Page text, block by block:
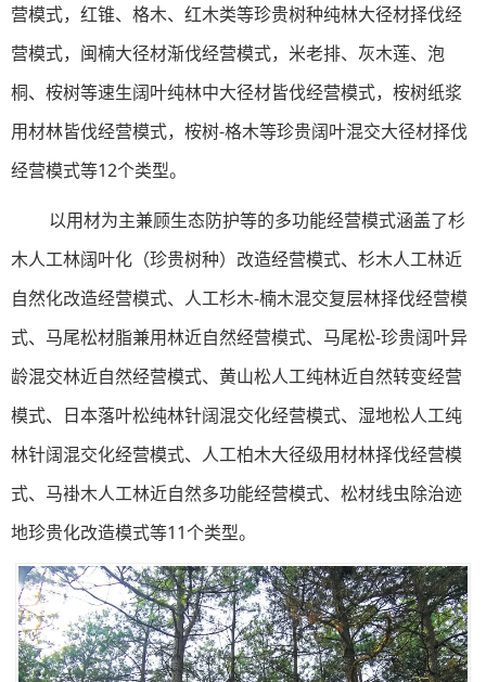
营模式，红锥、格木、红木类等珍贵树种纯林大径材择伐经
营模式，闽楠大径材渐伐经营模式，米老排、灰木莲、泡
桐、桉树等速生阔叶纯林中大径材皆伐经营模式，桉树纸浆
用材林皆伐经营模式，桉树-格木等珍贵阔叶混交大径材择伐
经营模式等12个类型。
以用材为主兼顾生态防护等的多功能经营模式涵盖了杉
木人工林阔叶化（珍贵树种）改造经营模式、杉木人工林近
自然化改造经营模式、人工杉木-楠木混交复层林择伐经营模
式、马尾松材脂兼用林近自然经营模式、马尾松-珍贵阔叶异
龄混交林近自然经营模式、黄山松人工纯林近自然转变经营
模式、日本落叶松纯林针阔混交化经营模式、湿地松人工纯
林针阔混交化经营模式、人工柏木大径级用材林择伐经营模
式、马褂木人工林近自然多功能经营模式、松材线虫除治迹
地珍贵化改造模式等11个类型。